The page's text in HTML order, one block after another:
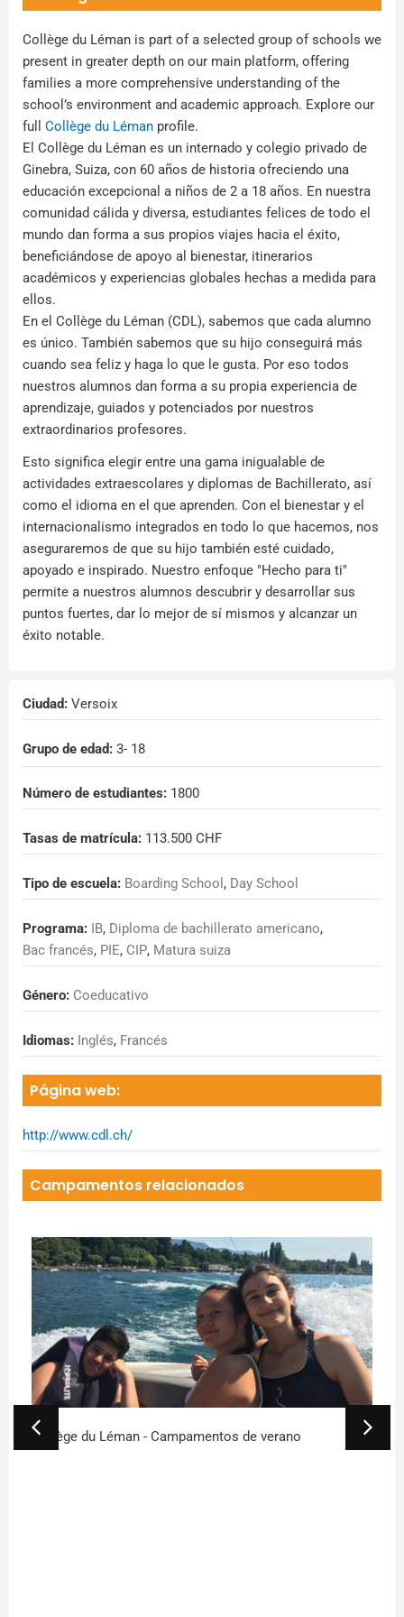
Collège du Léman is part of a selected group of schools we
present in greater depth on our main platform, offering
families a more comprehensive understanding of the
school’s environment and academic approach. Explore our
full Collège du Léman profile.
El Collège du Léman es un internado y colegio privado de
Ginebra, Suiza, con 60 años de historia ofreciendo una
educación excepcional a niños de 2 a 18 años. En nuestra
comunidad cálida y diversa, estudiantes felices de todo el
mundo dan forma a sus propios viajes hacia el éxito,
beneficiándose de apoyo al bienestar, itinerarios
académicos y experiencias globales hechas a medida para
ellos.
En el Collège du Léman (CDL), sabemos que cada alumno
es único. También sabemos que su hijo conseguirá más
cuando sea feliz y haga lo que le gusta. Por eso todos
nuestros alumnos dan forma a su propia experiencia de
aprendizaje, guiados y potenciados por nuestros
extraordinarios profesores.
Esto significa elegir entre una gama inigualable de
actividades extraescolares y diplomas de Bachillerato, así
como el idioma en el que aprenden. Con el bienestar y el
internacionalismo integrados en todo lo que hacemos, nos
aseguraremos de que su hijo también esté cuidado,
apoyado e inspirado. Nuestro enfoque "Hecho para ti"
permite a nuestros alumnos descubrir y desarrollar sus
puntos fuertes, dar lo mejor de sí mismos y alcanzar un
éxito notable.
Ciudad: Versoix
Grupo de edad: 3- 18
Número de estudiantes: 1800
Tasas de matrícula: 113.500 CHF
Tipo de escuela: Boarding School , Day School
Programa: IB, Diploma de bachillerato americano,
Bac francés, PIE, CIP, Matura suiza
Género: Coeducativo
Idiomas: Inglés, Francés
Página web:
http://www.cdl.ch/
Campamentos relacionados
Collège du Léman - Campamentos de verano